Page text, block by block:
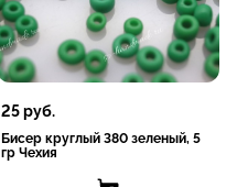
25руб.
Бисер круглый 380 зеленый, 5
гр Чехия